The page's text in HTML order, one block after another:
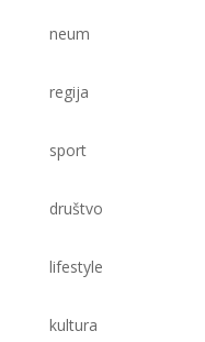
neum
regija
sport
društvo
lifestyle
kultura